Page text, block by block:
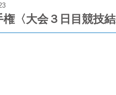
〈大会３日目競技結